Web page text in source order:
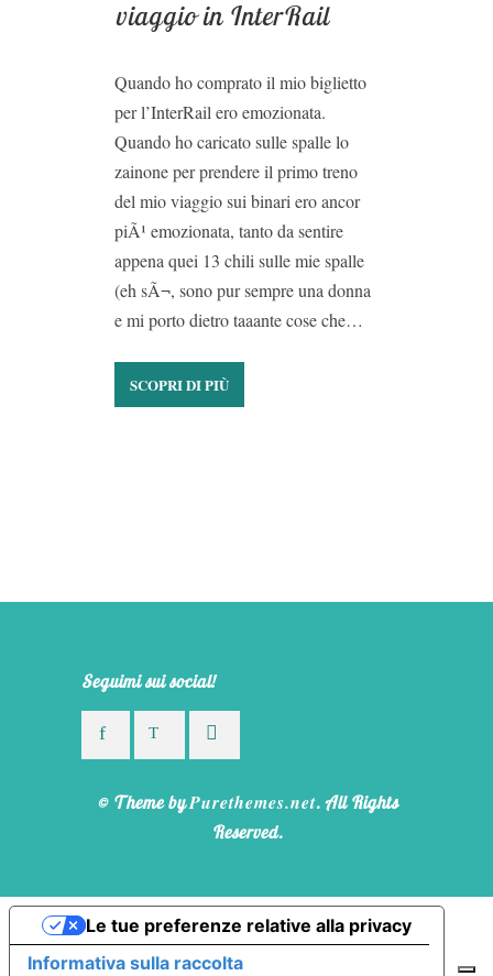
viaggio in InterRail
Quando ho comprato il mio biglietto
per l’InterRail ero emozionata.
Quando ho caricato sulle spalle lo
zainone per prendere il primo treno
del mio viaggio sui binari ero ancor
piÃ¹ emozionata, tanto da sentire
appena quei 13 chili sulle mie spalle
(eh sÃ¬, sono pur sempre una donna
e mi porto dietro taaante cose che…
SCOPRI DI PIÙ
Seguimi sui social!
© Theme byPurethemes.net. All Rights
Reserved.
Informativa sulla raccolta
Le tue preferenze relative alla privacy